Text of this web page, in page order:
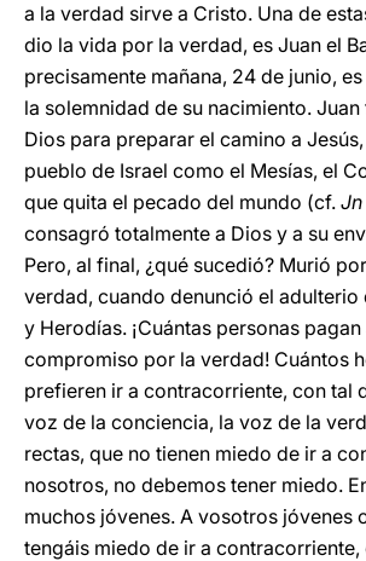
a la verdad sirve a Cristo. Una de
dio la vida por la verdad, es Juan el
precisamente mañana, 24 de junio,
la solemnidad de su nacimiento.
Dios para preparar el camino a
pueblo de Israel como el Mesías, el
que quita el pecado del mundo (cf. Jn
consagró totalmente a Dios y a su
Pero, al final, ¿qué sucedió? Murió
verdad, cuando denunció el adulterio
y Herodías. ¡Cuántas personas
compromiso por la verdad! Cuántos
prefieren ir a contracorriente, con tal
voz de la conciencia, la voz de la
rectas, que no tienen miedo de ir a
nosotros, no debemos tener miedo.
muchos jóvenes. A vosotros jóvenes
tengáis miedo de ir a contracorriente,